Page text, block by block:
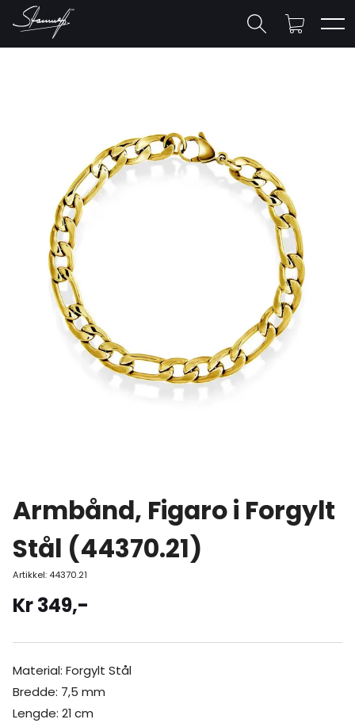
Armbånd, Figaro i Forgylt
Stål (44370.21)
Artikkel: 44370.21
Kr349,-
Material: Forgylt Stål
Bredde: 7,5 mm
Lengde: 21 cm